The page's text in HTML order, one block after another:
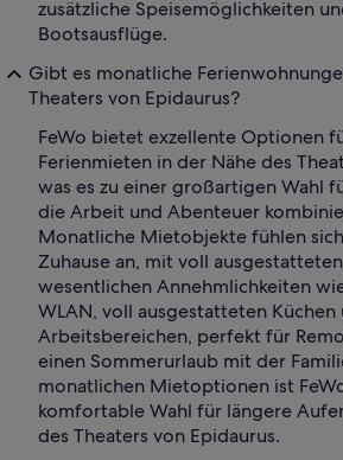
zusätzliche Speisemöglichkeiten
Bootsausflüge.
Gibt es monatliche
Theaters von Epidaurus?
FeWo bietet exzellente Optionen
Ferienmieten in der Nähe des
was es zu einer großartigen Wahl
die Arbeit und Abenteuer
Monatliche Mietobjekte fühlen
Zuhause an, mit voll
wesentlichen Annehmlichkeiten
WLAN, voll ausgestatteten
Arbeitsbereichen, perfekt für
einen Sommerurlaub mit der
monatlichen Mietoptionen ist
komfortable Wahl für längere
des Theaters von Epidaurus.